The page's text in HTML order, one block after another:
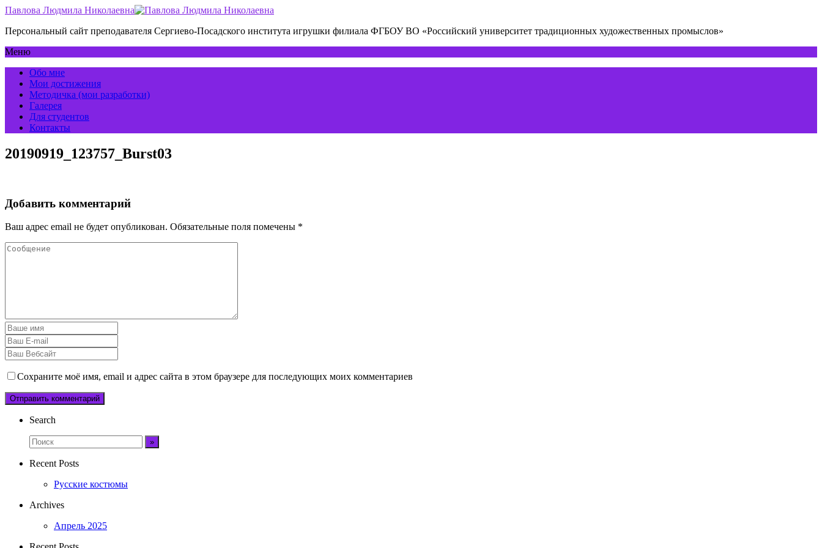
Павлова Людмила Николаевна
Персональный сайт преподавателя Сергиево-Посадского института игрушки филиала ФГБОУ ВО «Российский университет традиционных художественных промыслов»
Меню
Обо мне
Мои достижения
Методичка (мои разработки)
Галерея
Для студентов
Контакты
20190919_123757_Burst03
Добавить комментарий
Ваш адрес email не будет опубликован. Обязательные поля помечены *
Сохраните моё имя, email и адрес сайта в этом браузере для последующих моих комментариев
Search
Recent Posts
Русские костюмы
Archives
Апрель 2025